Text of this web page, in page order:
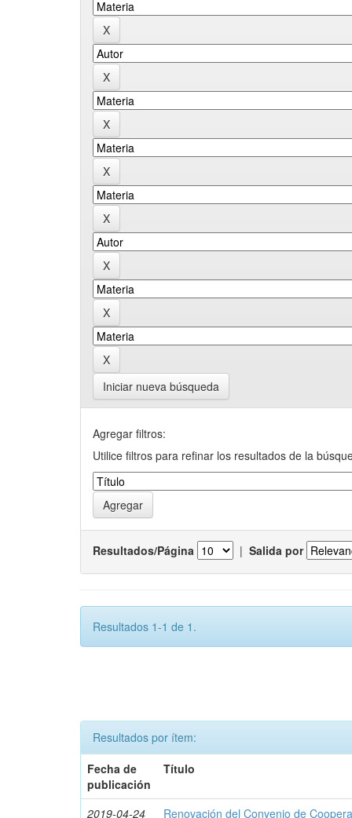
Iniciar nueva búsqueda
Agregar filtros:
Utilice filtros para refinar los resultados de la
Resultados/Página | Salida por
Resultados 1-1 de 1.
Resultados por ítem:
Fecha de
publicación
Título
2019-04-24 Renovación del Convenio de